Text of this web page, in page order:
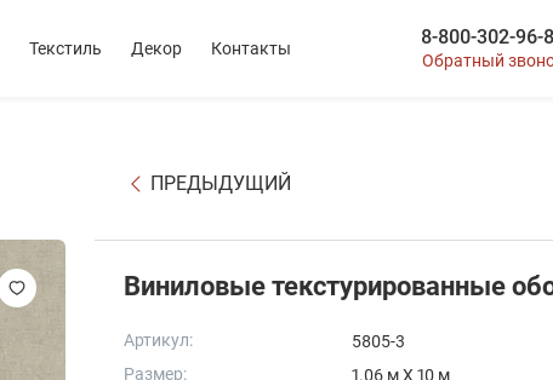
Текстиль Декор Контакты 8-800-302-96-
Обратный
ПРЕДЫДУЩИЙ
Виниловые текстурированные
Артикул:
5805-3
Размер:
1.06 м X 10 м